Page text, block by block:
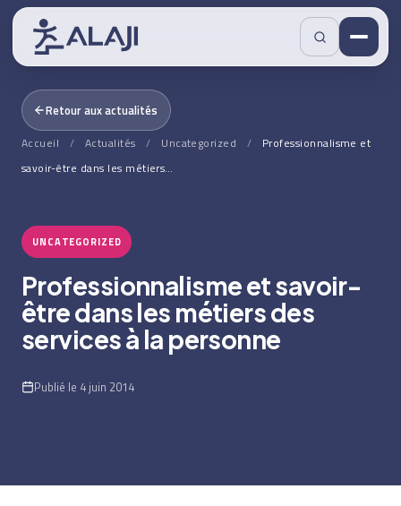
Retour aux actualités
Accueil / Actualités / Uncategorized /
Professionnalisme et
savoir-être dans les métiers…
UNCATEGORIZED
Professionnalisme et savoir-
être dans les métiers des
services à la personne
Publié le 4 juin 2014